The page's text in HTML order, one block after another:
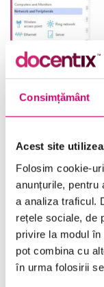
Consimțământ
Acest site
Folosim cookie-
anunțurile, pentru
a analiza traficul.
rețele sociale, de
privire la modul
pot combina cu
în urma folosirii
Visio 2013 –
42 minute
Vezi Detalii